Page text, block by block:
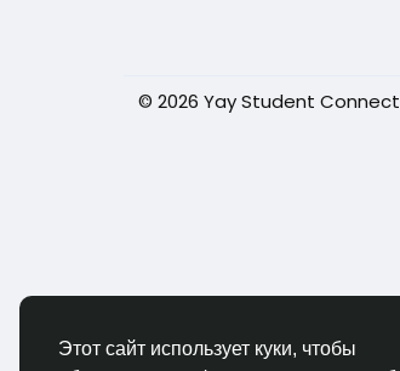
Этот сайт использует куки, чтобы
© 2026 Yay Student Connect